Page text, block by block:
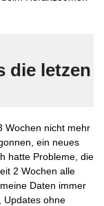
die letzen
Wochen nicht mehr
ein neues
hatte Probleme, die
2 Wochen alle
Daten immer
Updates ohne